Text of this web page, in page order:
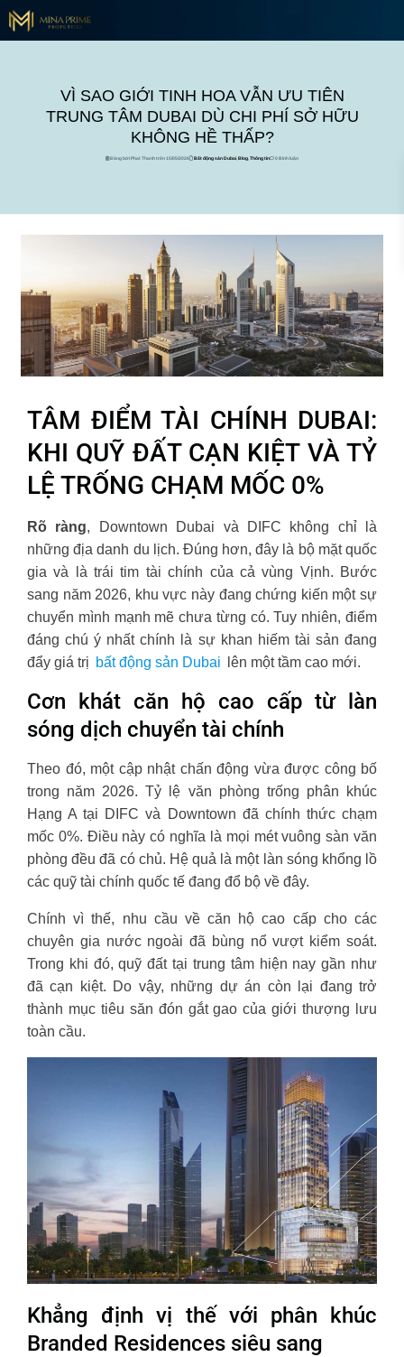
VÌ SAO GIỚI TINH HOA VẪN ƯU TIÊN
TRUNG TÂM DUBAI DÙ CHI PHÍ SỞ HỮU
KHÔNG HỀ THẤP?
Đăng bởi Phat Thanh trên 15/05/2026 Bất động sản Dubai,Blog,Thông tin 0 Bình luận
TÂM ĐIỂM TÀI CHÍNH DUBAI:
KHI QUỸ ĐẤT CẠN KIỆT VÀ TỶ
LỆ TRỐNG CHẠM MỐC 0%
Rõ ràng, Downtown Dubai và DIFC không chỉ là
những địa danh du lịch. Đúng hơn, đây là bộ mặt quốc
gia và là trái tim tài chính của cả vùng Vịnh. Bước
sang năm 2026, khu vực này đang chứng kiến một sự
chuyển mình mạnh mẽ chưa từng có. Tuy nhiên, điểm
đáng chú ý nhất chính là sự khan hiếm tài sản đang
đẩy giá trị bất động sản Dubai lên một tầm cao mới.
Cơn khát căn hộ cao cấp từ làn
sóng dịch chuyển tài chính
Theo đó, một cập nhật chấn động vừa được công bố
trong năm 2026. Tỷ lệ văn phòng trống phân khúc
Hạng A tại DIFC và Downtown đã chính thức chạm
mốc 0%. Điều này có nghĩa là mọi mét vuông sàn văn
phòng đều đã có chủ. Hệ quả là một làn sóng khổng lồ
các quỹ tài chính quốc tế đang đổ bộ về đây.
Chính vì thế, nhu cầu về căn hộ cao cấp cho các
chuyên gia nước ngoài đã bùng nổ vượt kiểm soát.
Trong khi đó, quỹ đất tại trung tâm hiện nay gần như
đã cạn kiệt. Do vậy, những dự án còn lại đang trở
thành mục tiêu săn đón gắt gao của giới thượng lưu
toàn cầu.
Khẳng định vị thế với phân khúc
Branded Residences siêu sang